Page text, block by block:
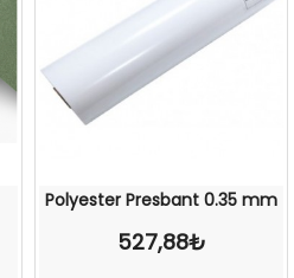
Polyester Presbant 0.35 mm
527,88₺